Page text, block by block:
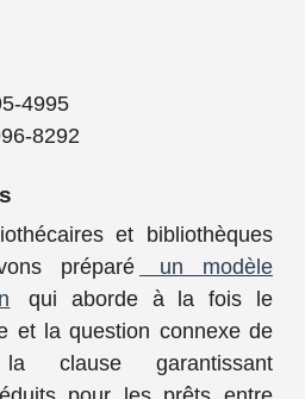
4995
8292
et bibliothèques
préparé
un modèle
qui aborde à la fois le
et la question connexe de
clause garantissant